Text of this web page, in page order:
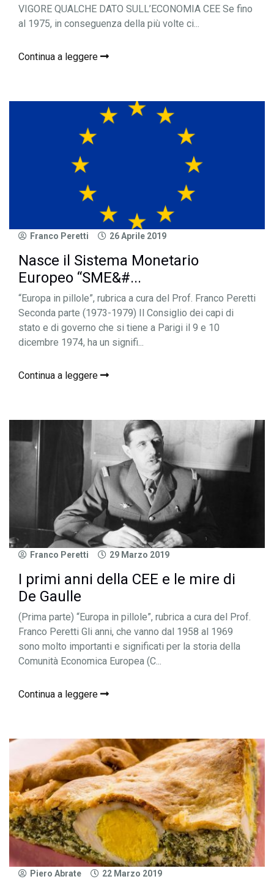
VIGORE QUALCHE DATO SULL’ECONOMIA CEE Se fino
al 1975, in conseguenza della più volte ci...
Continua a leggere
Franco Peretti 26 Aprile 2019
Nasce il Sistema Monetario
Europeo “SME&#...
“Europa in pillole”, rubrica a cura del Prof. Franco Peretti
Seconda parte (1973-1979) Il Consiglio dei capi di
stato e di governo che si tiene a Parigi il 9 e 10
dicembre 1974, ha un signifi...
Continua a leggere
Franco Peretti 29 Marzo 2019
I primi anni della CEE e le mire di
De Gaulle
(Prima parte) “Europa in pillole”, rubrica a cura del Prof.
Franco Peretti Gli anni, che vanno dal 1958 al 1969
sono molto importanti e significati per la storia della
Comunità Economica Europea (C...
Continua a leggere
Piero Abrate 22 Marzo 2019